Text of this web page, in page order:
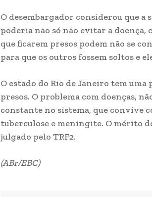
O desembargador considerou que a
poderia não só não evitar a doença,
que ficarem presos podem não se
para que os outros fossem soltos e
O estado do Rio de Janeiro tem
presos. O problema com doenças,
constante no sistema, que convive
tuberculose e meningite. O mérito
julgado pelo TRF2.
(ABr/EBC)